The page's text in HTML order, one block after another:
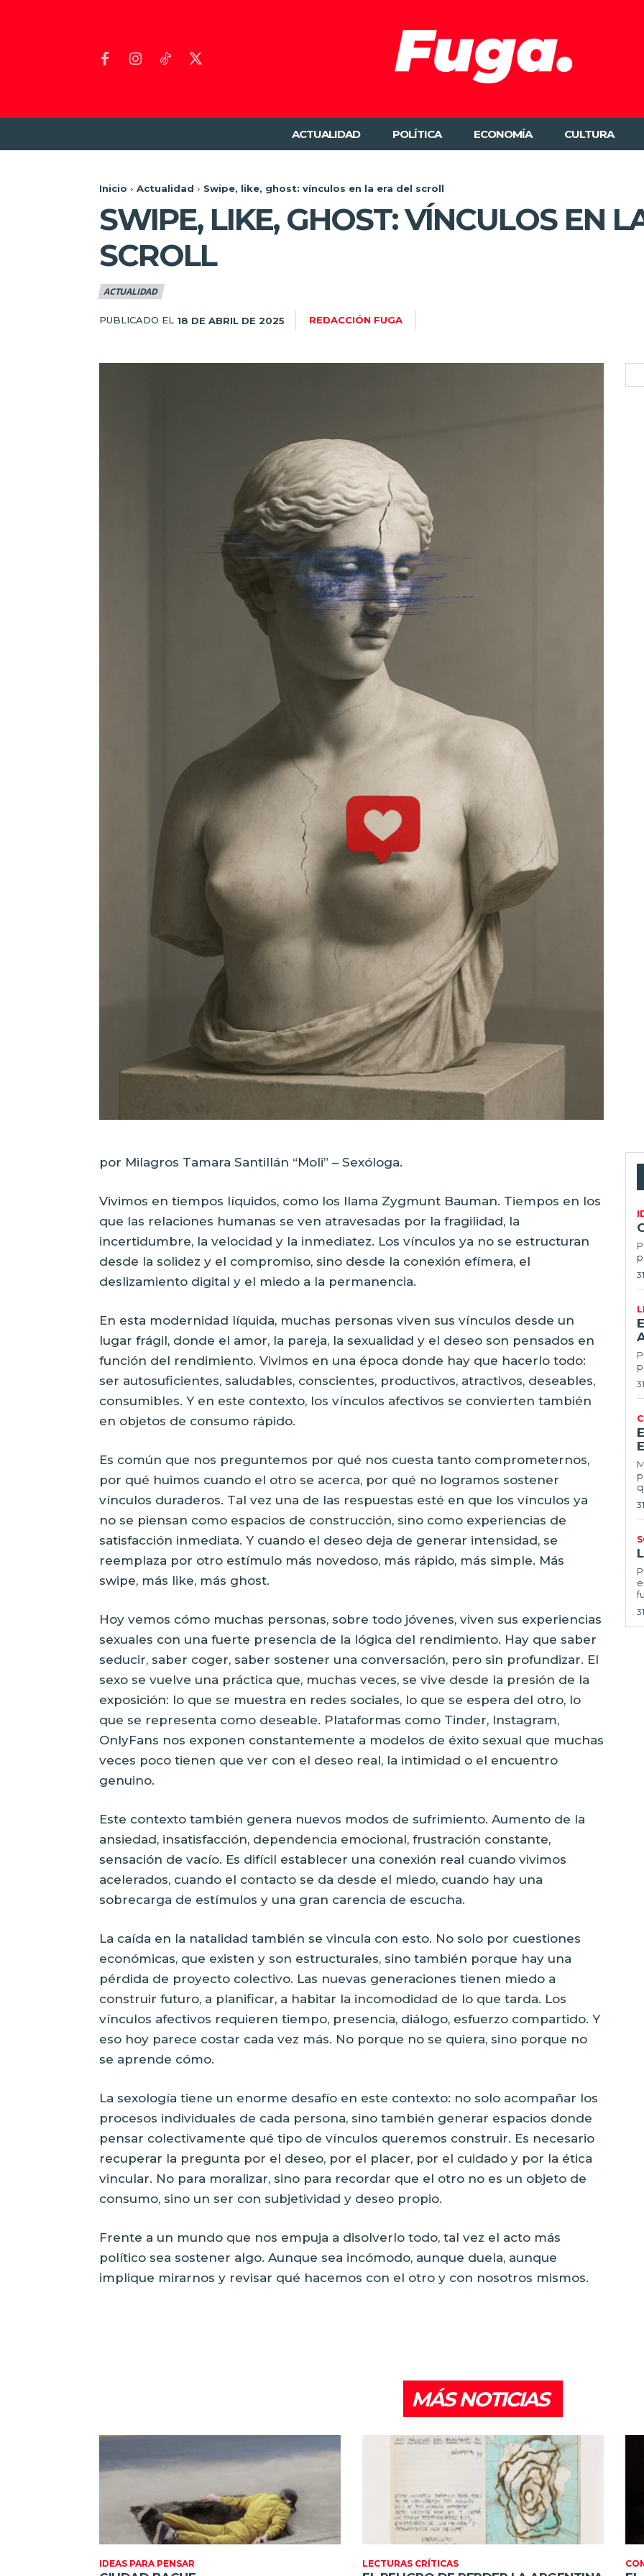
ACTUALIDAD POLÍTICA ECONOMÍA CULTURA
Inicio Actualidad Swipe, like, ghost: vínculos en la era del scroll
SWIPE, LIKE, GHOST: VÍNCULOS EN
SCROLL
ACTUALIDAD
PUBLICADO EL 18 DE ABRIL DE 2025 REDACCIÓN FUGA
por Milagros Tamara Santillán “Moli” – Sexóloga.
Vivimos en tiempos líquidos, como los llama Zygmunt Bauman. Tiempos en los
que las relaciones humanas se ven atravesadas por la fragilidad, la
incertidumbre, la velocidad y la inmediatez. Los vínculos ya no se estructuran
desde la solidez y el compromiso, sino desde la conexión efímera, el
deslizamiento digital y el miedo a la permanencia.
En esta modernidad líquida, muchas personas viven sus vínculos desde un
lugar frágil, donde el amor, la pareja, la sexualidad y el deseo son pensados en
función del rendimiento. Vivimos en una época donde hay que hacerlo todo:
ser autosuficientes, saludables, conscientes, productivos, atractivos, deseables,
consumibles. Y en este contexto, los vínculos afectivos se convierten también
en objetos de consumo rápido.
Es común que nos preguntemos por qué nos cuesta tanto comprometernos,
por qué huimos cuando el otro se acerca, por qué no logramos sostener
vínculos duraderos. Tal vez una de las respuestas esté en que los vínculos ya
no se piensan como espacios de construcción, sino como experiencias de
satisfacción inmediata. Y cuando el deseo deja de generar intensidad, se
reemplaza por otro estímulo más novedoso, más rápido, más simple. Más
swipe, más like, más ghost.
Hoy vemos cómo muchas personas, sobre todo jóvenes, viven sus experiencias
sexuales con una fuerte presencia de la lógica del rendimiento. Hay que saber
seducir, saber coger, saber sostener una conversación, pero sin profundizar. El
sexo se vuelve una práctica que, muchas veces, se vive desde la presión de la
exposición: lo que se muestra en redes sociales, lo que se espera del otro, lo
que se representa como deseable. Plataformas como Tinder, Instagram,
OnlyFans nos exponen constantemente a modelos de éxito sexual que muchas
veces poco tienen que ver con el deseo real, la intimidad o el encuentro
genuino.
Este contexto también genera nuevos modos de sufrimiento. Aumento de la
ansiedad, insatisfacción, dependencia emocional, frustración constante,
sensación de vacío. Es difícil establecer una conexión real cuando vivimos
acelerados, cuando el contacto se da desde el miedo, cuando hay una
sobrecarga de estímulos y una gran carencia de escucha.
La caída en la natalidad también se vincula con esto. No solo por cuestiones
económicas, que existen y son estructurales, sino también porque hay una
pérdida de proyecto colectivo. Las nuevas generaciones tienen miedo a
construir futuro, a planificar, a habitar la incomodidad de lo que tarda. Los
vínculos afectivos requieren tiempo, presencia, diálogo, esfuerzo compartido. Y
eso hoy parece costar cada vez más. No porque no se quiera, sino porque no
se aprende cómo.
La sexología tiene un enorme desafío en este contexto: no solo acompañar los
procesos individuales de cada persona, sino también generar espacios donde
pensar colectivamente qué tipo de vínculos queremos construir. Es necesario
recuperar la pregunta por el deseo, por el placer, por el cuidado y por la ética
vincular. No para moralizar, sino para recordar que el otro no es un objeto de
consumo, sino un ser con subjetividad y deseo propio.
Frente a un mundo que nos empuja a disolverlo todo, tal vez el acto más
político sea sostener algo. Aunque sea incómodo, aunque duela, aunque
implique mirarnos y revisar qué hacemos con el otro y con nosotros mismos.
MÁS NOTICIAS
IDEAS PARA PENSAR LECTURAS CRÍTICAS